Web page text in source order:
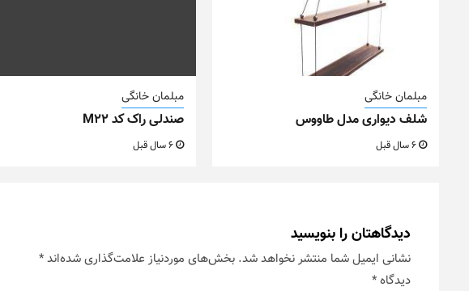
مبلمان خانگی
شلف دیواری مدل طاووس
مبلمان خانگی
صندلی راک کد M22
6 سال قبل
دیدگاهتان را بنویسید
نشانی ایمیل شما منتشر نخواهد شد. بخش‌های موردنیاز علامت‌گذاری شده‌اند*
دیدگاه*